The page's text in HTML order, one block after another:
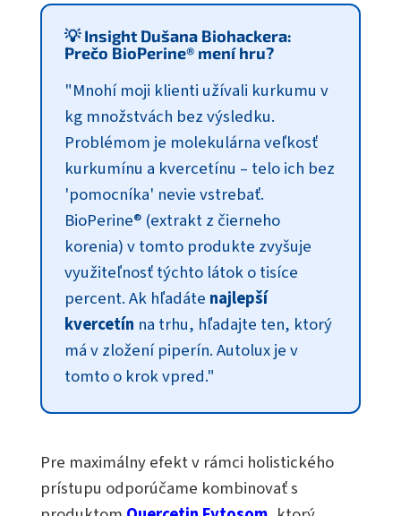
💡 Insight Dušana Biohackera:
Prečo BioPerine® mení hru?
"Mnohí moji klienti užívali kurkumu v
kg množstvách bez výsledku.
Problémom je molekulárna veľkosť
kurkumínu a kvercetínu – telo ich bez
'pomocníka' nevie vstrebať.
BioPerine® (extrakt z čierneho
korenia) v tomto produkte zvyšuje
využiteľnosť týchto látok o tisíce
percent. Ak hľadáte najlepší
kvercetín na trhu, hľadajte ten, ktorý
má v zložení piperín. Autolux je v
tomto o krok vpred."
Pre maximálny efekt v rámci holistického
prístupu odporúčame kombinovať s